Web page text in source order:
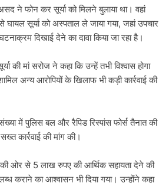
ने फोन कर सूर्या को मिलने बुलाया था। वहां
सूर्या को अस्पताल ले जाया गया, जहां उपचार
दिखाई देने का दावा किया जा रहा है।
मां सरोज ने कहा कि उन्हें तभी विश्वास होगा
अन्य आरोपियों के खिलाफ भी कड़ी कार्रवाई की
में पुलिस बल और रैपिड रिस्पांस फोर्स तैनात की
कार्रवाई की मांग की।
की ओर से 5 लाख रुपए की आर्थिक सहायता देने की
कराने का आश्वासन भी दिया गया। उन्होंने कहा